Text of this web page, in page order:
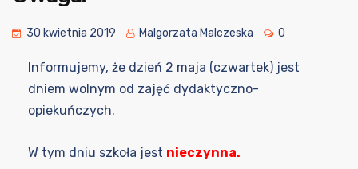
30 kwietnia 2019 Malgorzata Malczeska 0
Informujemy, że dzień 2 maja (czwartek) jest
dniem wolnym od zajęć dydaktyczno-
opiekuńczych.
W tym dniu szkoła jest nieczynna.